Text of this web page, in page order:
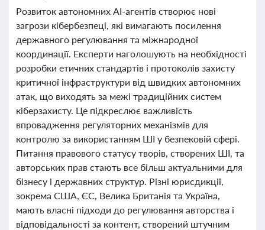
Розвиток автономних AI-агентів створює нові
загрози кібербезпеці, які вимагають посилення
державного регулювання та міжнародної
координації. Експерти наголошують на необхідності
розробки етичних стандартів і протоколів захисту
критичної інфраструктури від швидких автономних
атак, що виходять за межі традиційних систем
кіберзахисту. Це підкреслює важливість
впровадження регуляторних механізмів для
контролю за використанням ШІ у безпековій сфері.
Питання правового статусу творів, створених ШІ, та
авторських прав стають все більш актуальними для
бізнесу і державних структур. Різні юрисдикції,
зокрема США, ЄС, Велика Британія та Україна,
мають власні підходи до регулювання авторства і
відповідальності за контент, створений штучним